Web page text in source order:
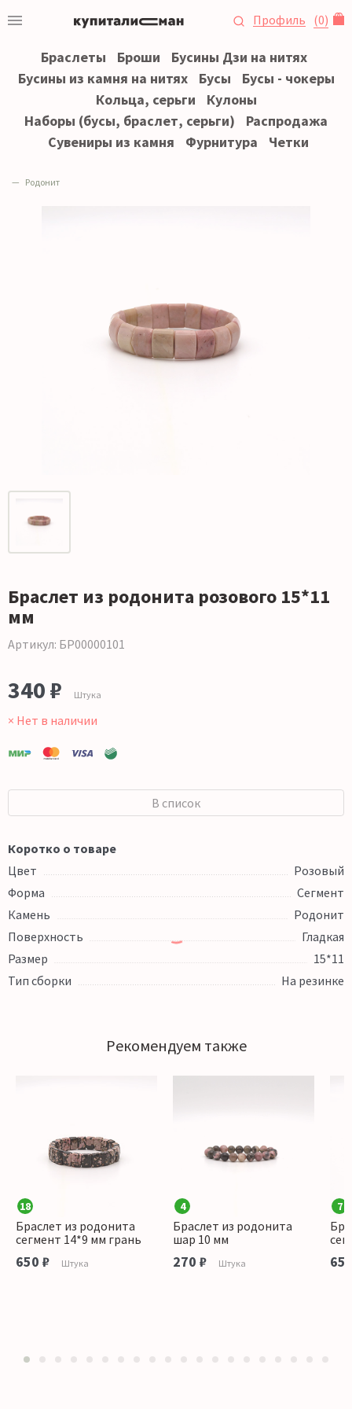
Профиль (0)
Браслеты Броши
Бусины Дзи на нитях
Бусины из камня на нитях
Бусы
Бусы - чокеры
Кольца, серьги
Кулоны
Наборы (бусы, браслет, серьги)
Распродажа
Сувениры из камня
Фурнитура Четки
Родонит
Браслет из родонита розового 15*11
мм
Артикул: БР00000101
340 ₽ Штука
× Нет в наличии
В список
Коротко о товаре
Цвет
Розовый
Форма
Сегмент
Камень
Родонит
Поверхность
Гладкая
Размер
15*11
Тип сборки
На резинке
Рекомендуем также
18
Браслет из родонита
сегмент 14*9 мм грань
650 ₽ Штука
4
Браслет из родонита
шар 10 мм
270 ₽ Штука
7